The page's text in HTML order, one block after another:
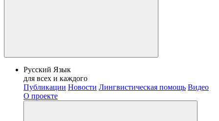
Русский Язык
для всех и каждого
Публикации Новости Лингвистическая помощь Видео
О проекте